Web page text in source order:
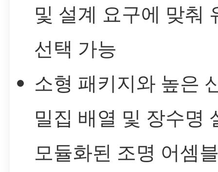
및 설계 요구에 맞춰
선택 가능
소형 패키지와 높은
밀집 배열 및 장수명
모듈화된 조명 어셈